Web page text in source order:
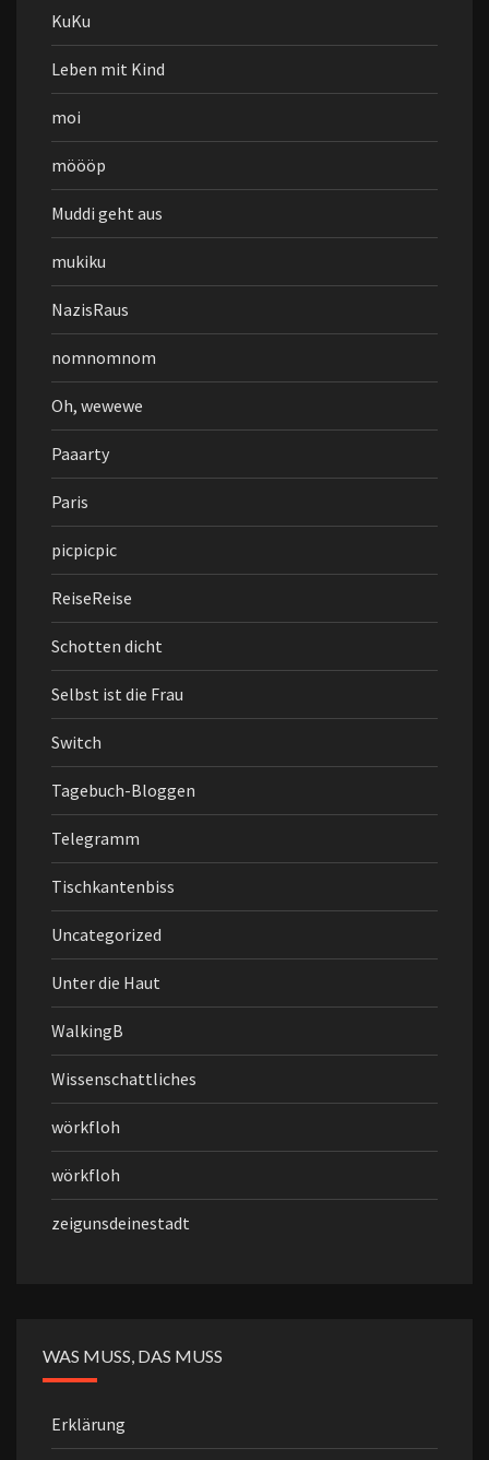
KuKu
Leben mit Kind
moi
möööp
Muddi geht aus
mukiku
NazisRaus
nomnomnom
Oh, wewewe
Paaarty
Paris
picpicpic
ReiseReise
Schotten dicht
Selbst ist die Frau
Switch
Tagebuch-Bloggen
Telegramm
Tischkantenbiss
Uncategorized
Unter die Haut
WalkingB
Wissenschattliches
wörkfloh
wörkfloh
zeigunsdeinestadt
WAS MUSS, DAS MUSS
Erklärung